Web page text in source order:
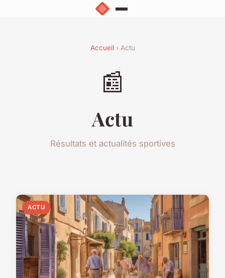
Accueil› Actu
📰
Actu
Résultats et actualités sportives
ACTU